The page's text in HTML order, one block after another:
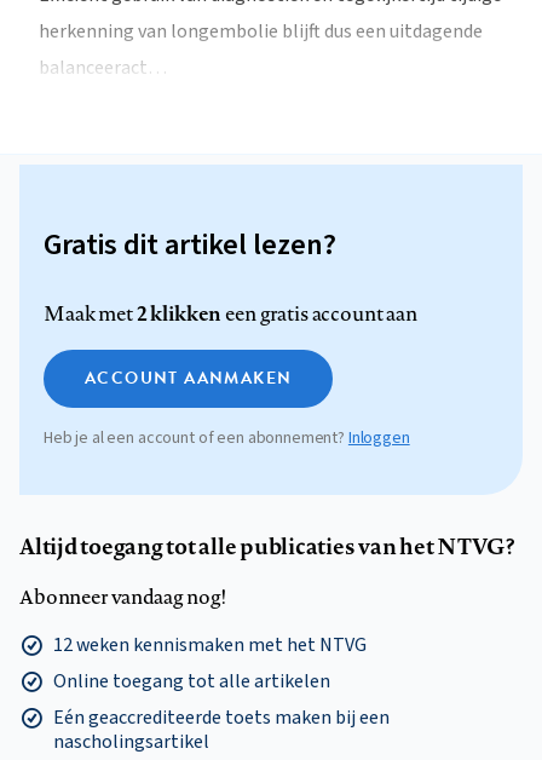
herkenning van longembolie blijft dus een uitdagende
balanceeract…
Gratis dit artikel lezen?
Maak met2 klikkeneen gratis account aan
ACCOUNT AANMAKEN
Heb je al een account of een abonnement? Inloggen
Altijd toegang tot alle publicaties van het NTVG?
Abonneer vandaag nog!
12 weken kennismaken met het NTVG
Online toegang tot alle artikelen
Eén geaccrediteerde toets maken bij een
nascholingsartikel